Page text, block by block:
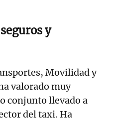
y
Movilidad y
valorado muy
conjunto llevado a
del taxi. Ha